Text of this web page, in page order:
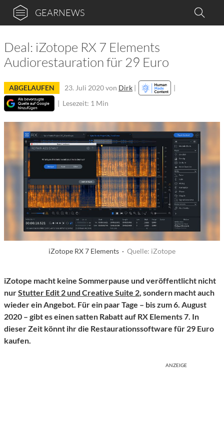
GEARNEWS
Deal: iZotope RX 7 Elements
Audiorestauration für 29 Euro
ABGELAUFEN 23. Juli 2020von Dirk |
|
| Lesezeit: 1 Min
iZotope RX 7 Elements · Quelle: iZotope
iZotope macht keine Sommerpause und veröffentlicht nicht
nurStutter Edit 2 und Creative Suite 2, sondern macht auch
wieder ein Angebot. Für ein paar Tage – bis zum 6. August
2020 – gibt es einen satten Rabatt auf RX Elements 7. In
dieser Zeit könnt ihr die Restaurationssoftware für 29 Euro
kaufen.
ANZEIGE